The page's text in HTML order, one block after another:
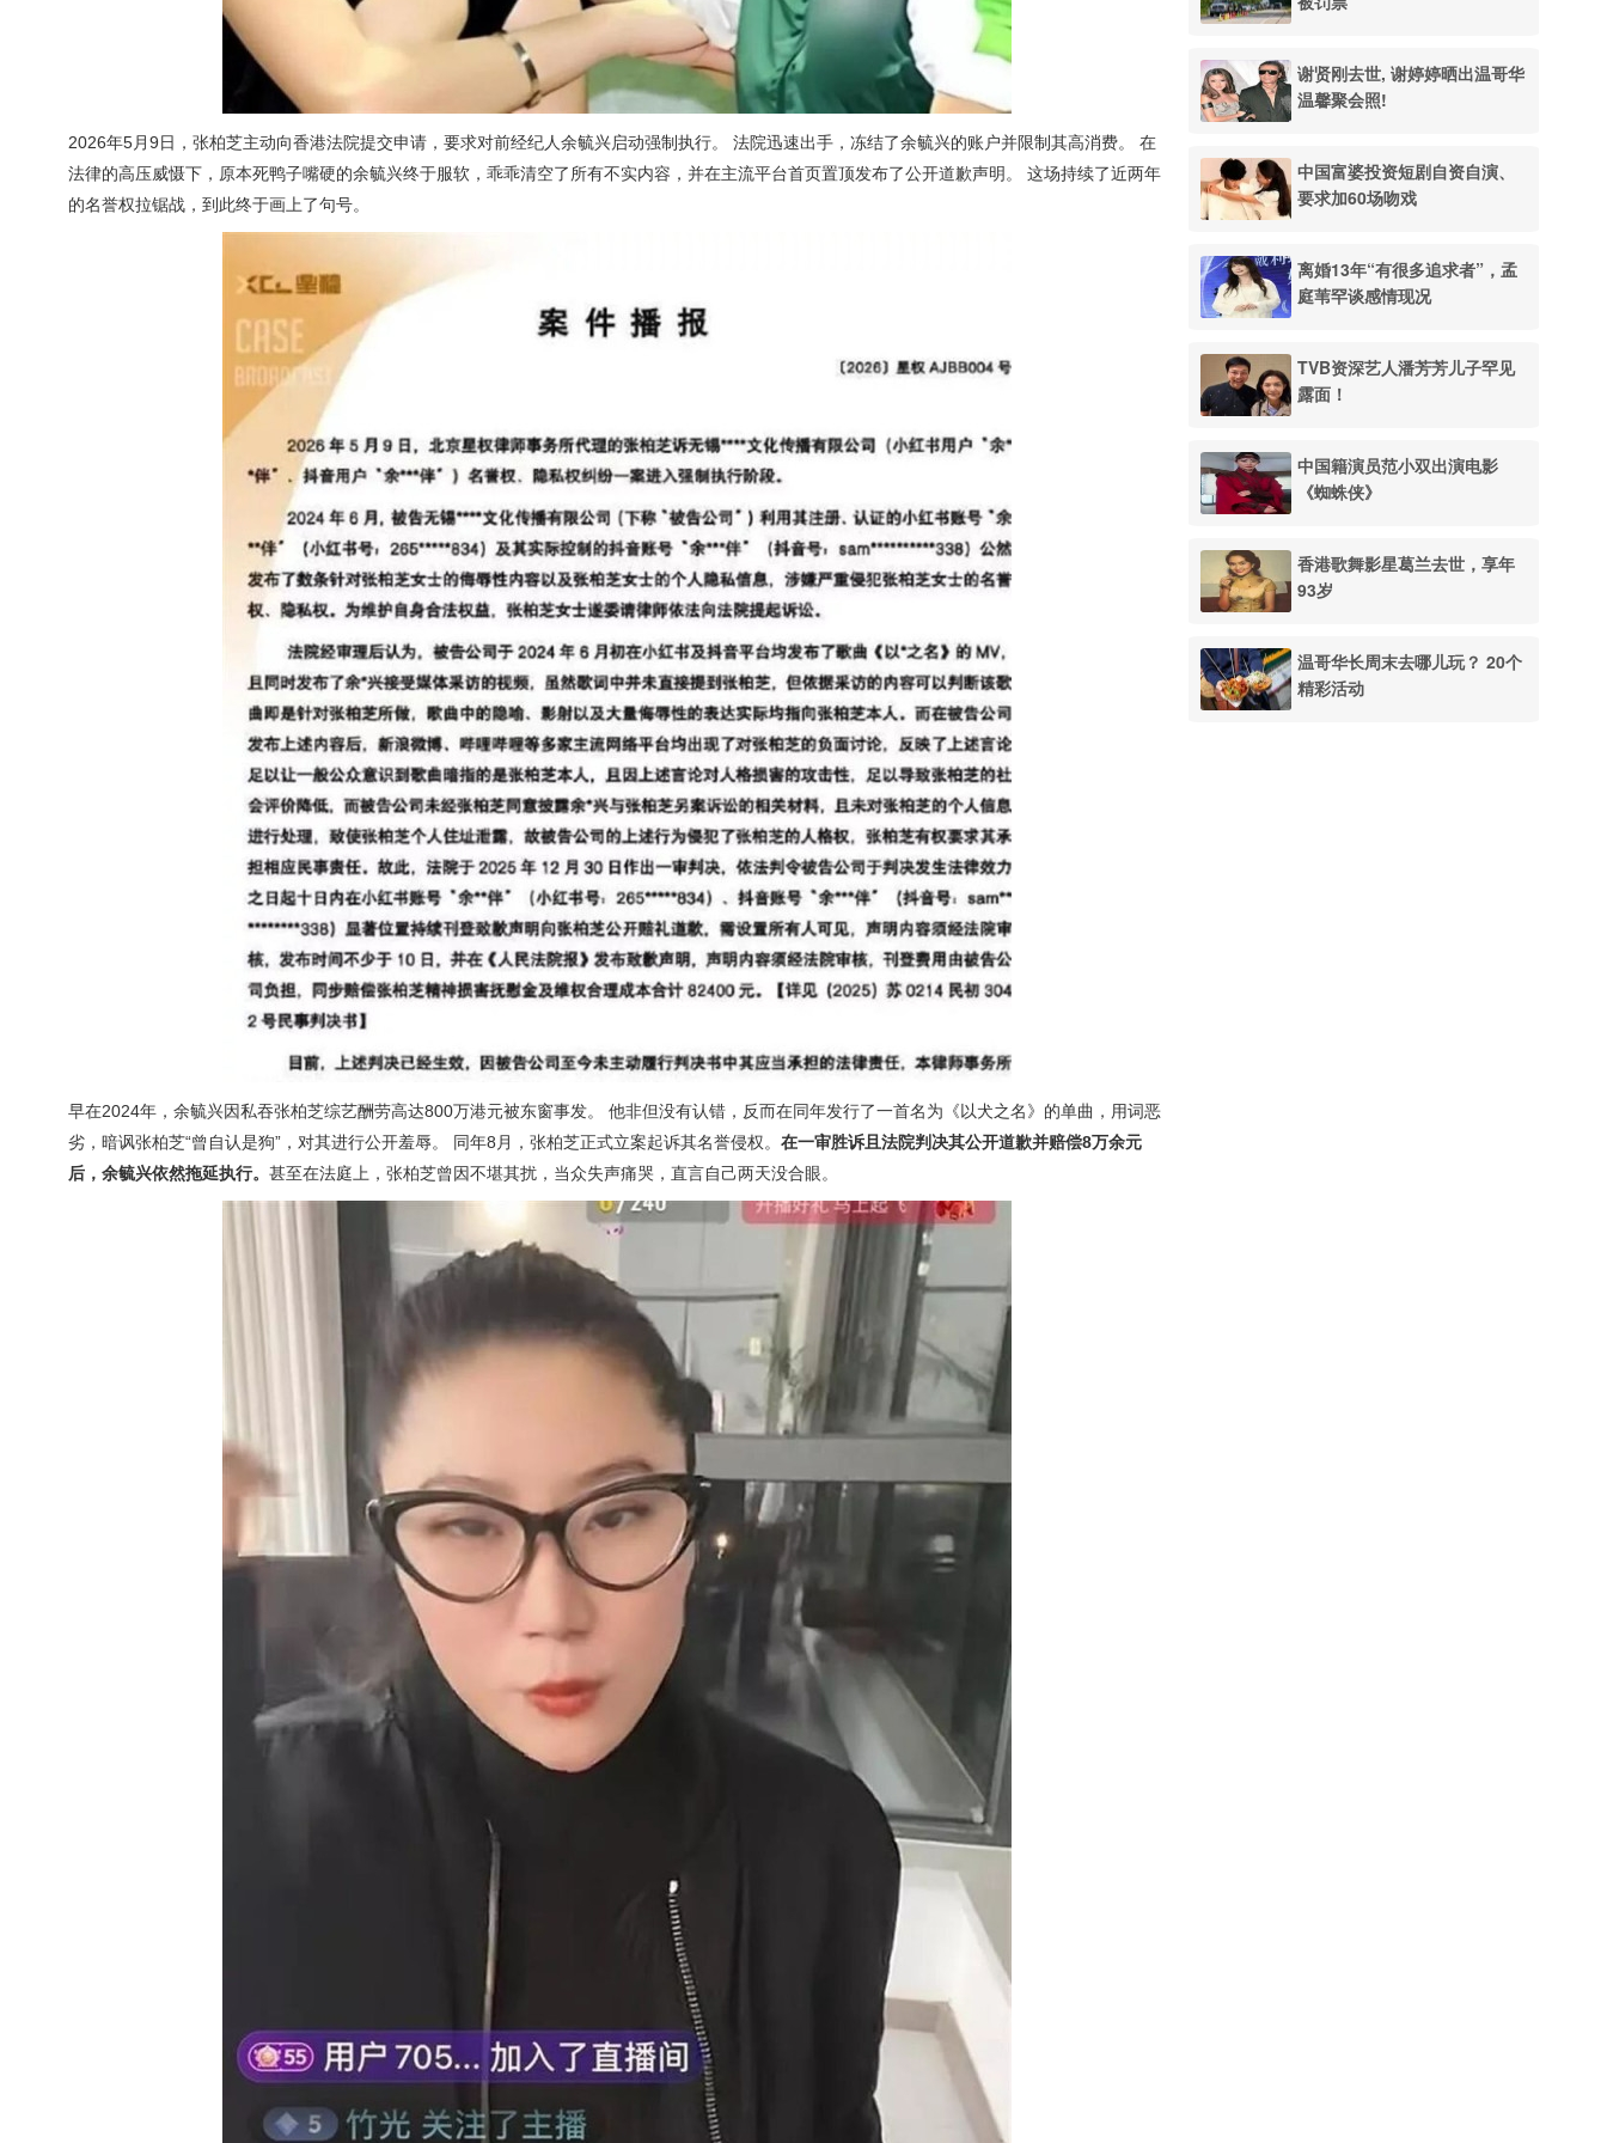
2026年5月9日，张柏芝主动向香港法院提交申请，要求对前经纪人余毓兴启动强制执行。 法院迅速出手，冻结了余毓兴的账户并限制其高消费。 在
法律的高压威慑下，原本死鸭子嘴硬的余毓兴终于服软，乖乖清空了所有不实内容，并在主流平台首页置顶发布了公开道歉声明。 这场持续了近两年
的名誉权拉锯战，到此终于画上了句号。
早在2024年，余毓兴因私吞张柏芝综艺酬劳高达800万港元被东窗事发。 他非但没有认错，反而在同年发行了一首名为《以犬之名》的单曲，用词恶
劣，暗讽张柏芝“曾自认是狗”，对其进行公开羞辱。 同年8月，张柏芝正式立案起诉其名誉侵权。 在一审胜诉且法院判决其公开道歉并赔偿8万余元
后，余毓兴依然拖延执行。 甚至在法庭上，张柏芝曾因不堪其扰，当众失声痛哭，直言自己两天没合眼。
谢贤刚去世, 谢婷婷晒出温哥华
温馨聚会照!
中国富婆投资短剧自资自演、
要求加60场吻戏
离婚13年“有很多追求者”，孟
庭苇罕谈感情现况
TVB资深艺人潘芳芳儿子罕见
露面！
中国籍演员范小双出演电影
《蜘蛛侠》
香港歌舞影星葛兰去世，享年
93岁
温哥华长周末去哪儿玩？ 20个
精彩活动